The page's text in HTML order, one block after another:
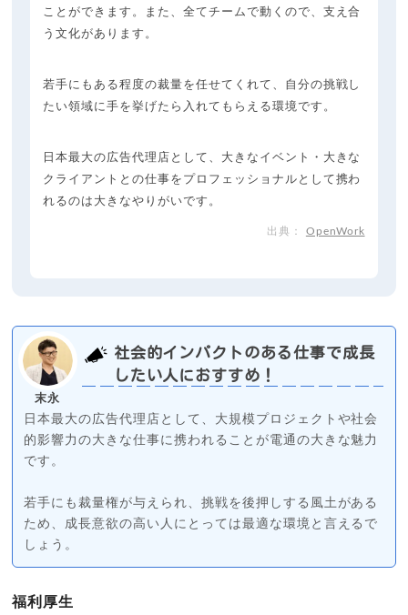
ことができます。また、全てチームで動くので、支え合
う文化があります。
若手にもある程度の裁量を任せてくれて、自分の挑戦し
たい領域に手を挙げたら入れてもらえる環境です。
日本最大の広告代理店として、大きなイベント・大きな
クライアントとの仕事をプロフェッショナルとして携わ
れるのは大きなやりがいです。
OpenWork
末永
社会的インパクトのある仕事で成長
したい人におすすめ！
日本最大の広告代理店として、大規模プロジェクトや社会
的影響力の大きな仕事に携われることが電通の大きな魅力
です。
若手にも裁量権が与えられ、挑戦を後押しする風土がある
ため、成長意欲の高い人にとっては最適な環境と言えるで
しょう。
福利厚生